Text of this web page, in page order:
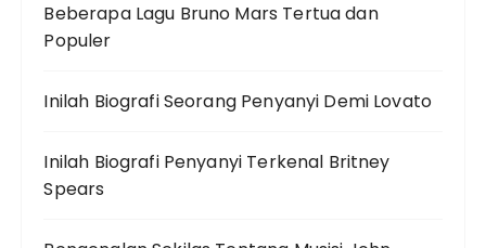
Beberapa Lagu Bruno Mars Tertua dan
Populer
Inilah Biografi Seorang Penyanyi Demi Lovato
Inilah Biografi Penyanyi Terkenal Britney
Spears